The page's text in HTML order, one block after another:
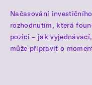
Načasování
rozhodnutím, která
pozici – jak
může připravit o